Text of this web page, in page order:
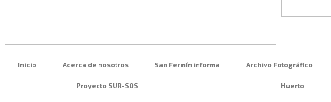
Inicio Acerca de nosotros San Fermín informa Archivo Fotográfico
Proyecto SUR-SOS Huerto